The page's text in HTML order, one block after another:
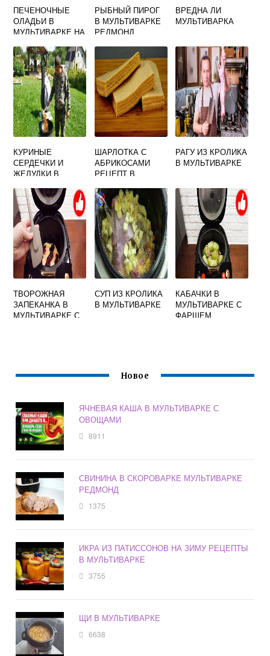
ПЕЧЕНОЧНЫЕ
ОЛАДЬИ В
МУЛЬТИВАРКЕ НА
РЫБНЫЙ ПИРОГ
В МУЛЬТИВАРКЕ
РЕДМОНД
ВРЕДНА ЛИ
МУЛЬТИВАРКА
КУРИНЫЕ
СЕРДЕЧКИ И
ЖЕЛУДКИ В
ШАРЛОТКА С
АБРИКОСАМИ
РЕЦЕПТ В
РАГУ ИЗ КРОЛИКА
В МУЛЬТИВАРКЕ
ТВОРОЖНАЯ
ЗАПЕКАНКА В
МУЛЬТИВАРКЕ С
СУП ИЗ КРОЛИКА
В МУЛЬТИВАРКЕ
КАБАЧКИ В
МУЛЬТИВАРКЕ С
ФАРШЕМ
Новое
ЯЧНЕВАЯ КАША В МУЛЬТИВАРКЕ С
ОВОЩАМИ
8911
СВИНИНА В СКОРОВАРКЕ МУЛЬТИВАРКЕ
РЕДМОНД
1375
ИКРА ИЗ ПАТИССОНОВ НА ЗИМУ РЕЦЕПТЫ
В МУЛЬТИВАРКЕ
3755
ЩИ В МУЛЬТИВАРКЕ
6638